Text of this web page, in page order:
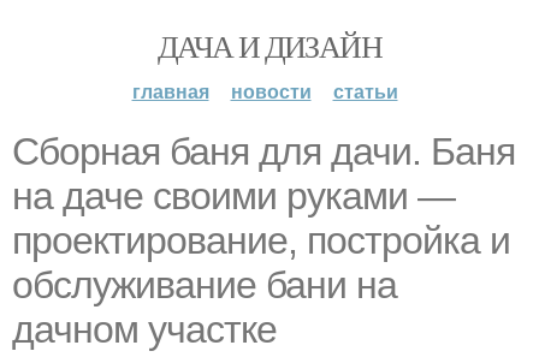
ДАЧА И ДИЗАЙН
главная новости статьи
Сборная баня для дачи. Баня
на даче своими руками —
проектирование, постройка и
обслуживание бани на
дачном участке